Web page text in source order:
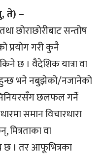
ते) –
छोराछोरीबाट सन्तोष
प्रयोग गरी कुनै
छ । वैदेशिक यात्रा वा
भने नबुझेको/नजानेको
छलफल गर्ने
समान विचारधारा
वा
। तर आफूभित्रका